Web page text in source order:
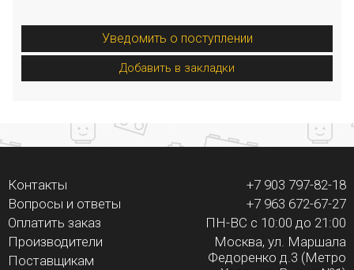
Уведомить о поступлении
Добавить в закладки
Контакты
Вопросы и ответы
Оплатить заказ
Производители
Поставщикам
+7 903 797-82-18
+7 963 672-67-27
ПН-ВС с 10:00 до 21:00
Москва, ул. Маршала
Федоренко д.3 (Метро